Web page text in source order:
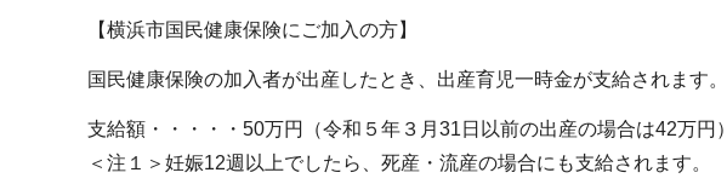
【横浜市国民健康保険にご加入の方】
国民健康保険の加入者が出産したとき、出産育児一時金が支給されます。
支給額・・・・・50万円（令和５年３月31日以前の出産の場合は42万円）
＜注１＞妊娠12週以上でしたら、死産・流産の場合にも支給されます。